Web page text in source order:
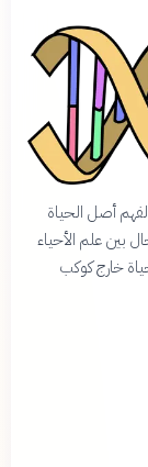
أصل الحياة
بين علم الأحياء
خارج كوكب